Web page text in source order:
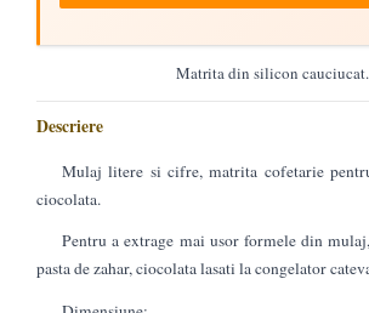
Matrita din silicon cauciucat.
Descriere
Mulaj litere si cifre, matrita cofetarie
ciocolata.
Pentru a extrage mai usor formele din
pasta de zahar, ciocolata lasati la congelator